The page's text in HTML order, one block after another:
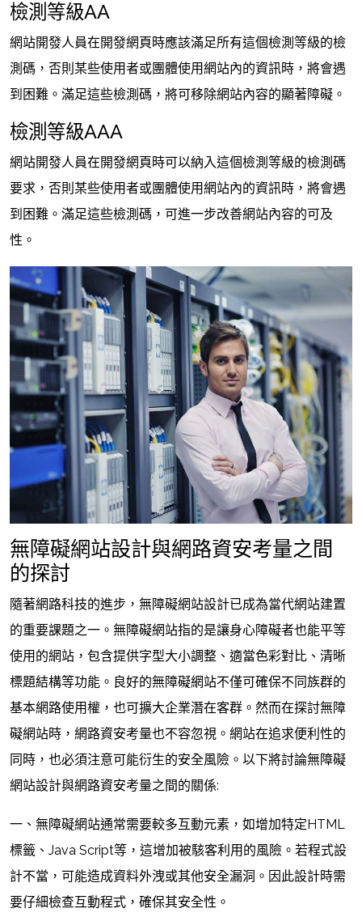
檢測等級AA
網站開發人員在開發網頁時應該滿足所有這個檢測等級的檢
測碼，否則某些使用者或團體使用網站內的資訊時，將會遇
到困難。滿足這些檢測碼，將可移除網站內容的顯著障礙。
檢測等級AAA
網站開發人員在開發網頁時可以納入這個檢測等級的檢測碼
要求，否則某些使用者或團體使用網站內的資訊時，將會遇
到困難。滿足這些檢測碼，可進一步改善網站內容的可及
性。
無障礙網站設計與網路資安考量之間
的探討
隨著網路科技的進步，無障礙網站設計已成為當代網站建置
的重要課題之一。無障礙網站指的是讓身心障礙者也能平等
使用的網站，包含提供字型大小調整、適當色彩對比、清晰
標題結構等功能。良好的無障礙網站不僅可確保不同族群的
基本網路使用權，也可擴大企業潛在客群。然而在探討無障
礙網站時，網路資安考量也不容忽視。網站在追求便利性的
同時，也必須注意可能衍生的安全風險。以下將討論無障礙
網站設計與網路資安考量之間的關係:
一、無障礙網站通常需要較多互動元素，如增加特定HTML
標籤、Java Script等，這增加被駭客利用的風險。若程式設
計不當，可能造成資料外洩或其他安全漏洞。因此設計時需
要仔細檢查互動程式，確保其安全性。